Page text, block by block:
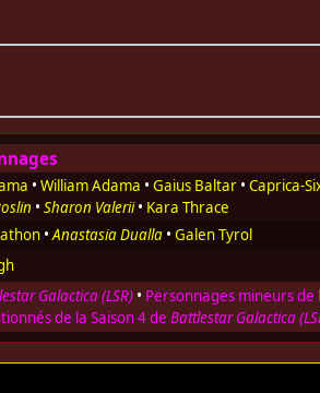
• William Adama • Gaius Baltar• Caprica-
• Sharon Valerii• Kara Thrace
• Anastasia Dualla• Galen Tyrol
Galactica (LSR) • Personnages mineurs de
de la Saison 4 deBattlestar Galactica